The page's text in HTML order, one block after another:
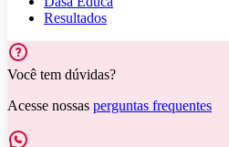
Resultados
Você tem dúvidas?
Acesse nossas perguntas frequentes